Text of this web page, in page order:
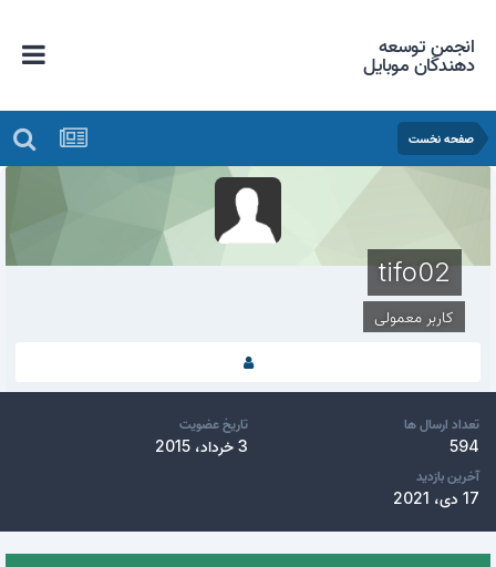
انجمن توسعه
دهندگان موبایل
صفحه نخست
tifo02
کاربر معمولی
تعداد ارسال ها
594
تاریخ عضویت
3 خرداد، 2015
آخرین بازدید
17 دی، 2021